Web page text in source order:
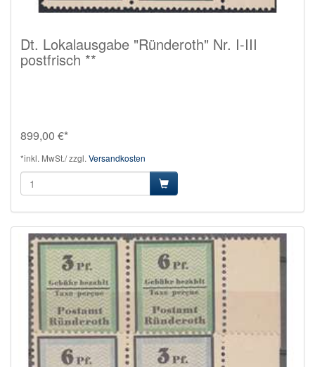
Dt. Lokalausgabe "Ründeroth" Nr. I-III
postfrisch **
899,00 €*
*inkl. MwSt./ zzgl. Versandkosten